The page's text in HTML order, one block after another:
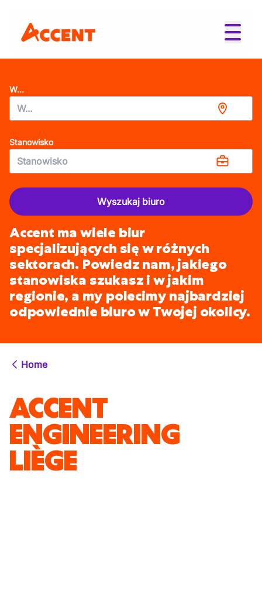
W...
Stanowisko
Wyszukaj biuro
Accent ma wiele biur
specjalizujących się w różnych
sektorach. Powiedz nam, jakiego
stanowiska szukasz i w jakim
regionie, a my polecimy najbardziej
odpowiednie biuro w Twojej okolicy.
Home
ACCENT
ENGINEERING
LIÈGE